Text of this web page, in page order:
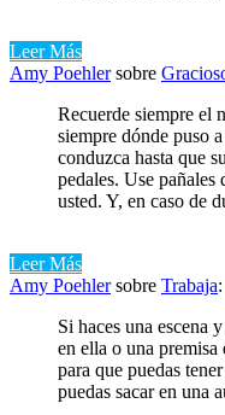
Leer Más
Amy Poehlersobre
Recuerde siempre el
siempre dónde puso
conduzca hasta que
pedales. Use pañales
usted. Y, en caso de
Leer Más
Amy Poehlersobre Trabaja:
Si haces una escena
en ella o una premisa
para que puedas
puedas sacar en una